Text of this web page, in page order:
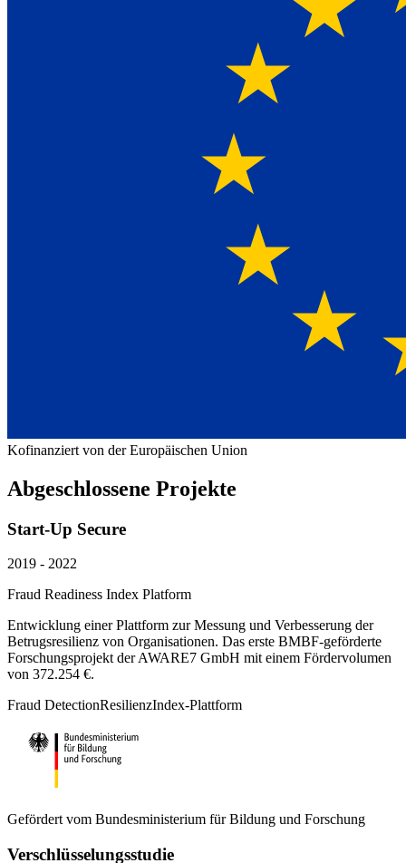
Kofinanziert von derEuropäischen Union
Abgeschlossene Projekte
Start-Up Secure
2019 - 2022
Fraud Readiness Index Platform
Entwicklung einer Plattform zur Messung und Verbesserung der
Betrugsresilienz von Organisationen. Das erste BMBF-geförderte
Forschungsprojekt der AWARE7 GmbH mit einem Fördervolumen
von 372.254 €.
Fraud DetectionResilienzIndex-Plattform
Gefördert vom Bundesministerium für Bildung und Forschung
Verschlüsselungsstudie